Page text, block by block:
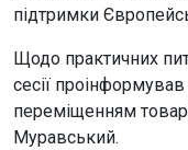
підтримки
Щодо практичних
сесії
переміщенням
Муравський.